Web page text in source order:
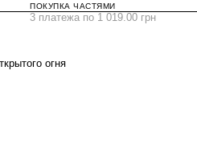
ПОКУПКА ЧАСТЯМИ
3 платежа по 1 019.00 грн
огня